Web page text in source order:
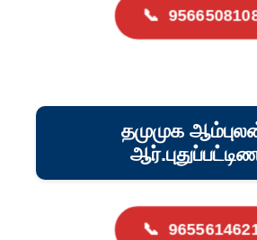
📞
தமுமுக
📞